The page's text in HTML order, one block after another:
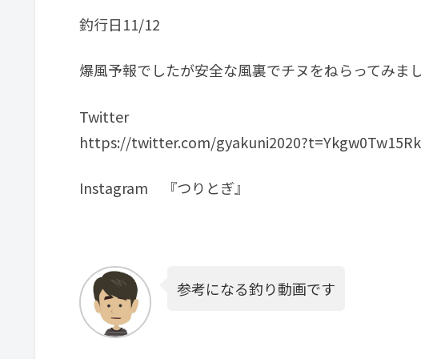
釣行日11/12
爆風予報でしたが安全な風裏でチヌをねらってみま
Twitter
https://twitter.com/
Instagram 『つりとぎ』
参考になる釣り動画です